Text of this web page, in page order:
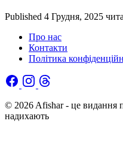
Published 4 Грудня, 2025
Про нас
Контакти
Політика
© 2026 Afishar - це видання
надихають